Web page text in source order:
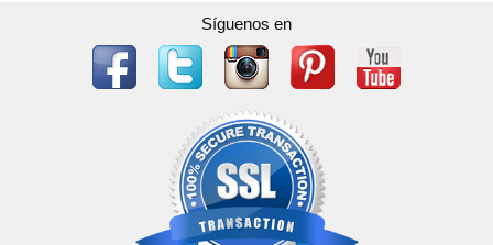
Síguenos en